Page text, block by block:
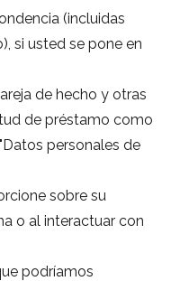
(incluidas
si usted se pone en
de hecho y otras
de préstamo como
personales de
sobre su
o al interactuar con
podríamos